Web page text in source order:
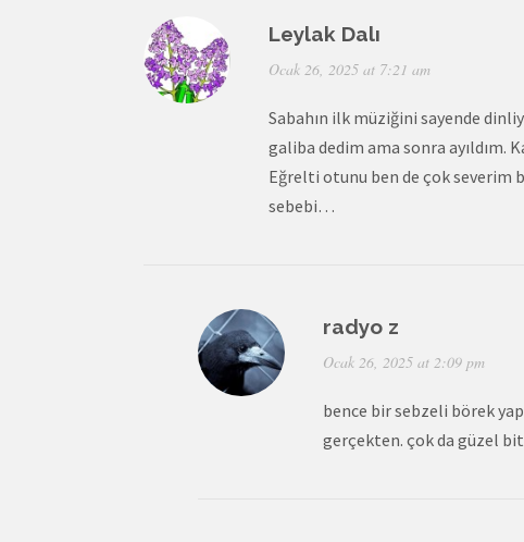
Leylak Dalı
Ocak 26, 2025 at 7:21 am
Sabahın ilk müziğini sayende
galiba dedim ama sonra ayıldım.
Eğrelti otunu ben de çok severim
sebebi…
radyo z
Ocak 26, 2025 at 2:09 pm
bence bir sebzeli börek
gerçekten. çok da güzel